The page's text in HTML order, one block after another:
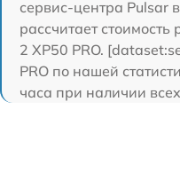
сервис-центра Pulsar
рассчитает
2 XP50 PRO.
PRO по нашей
часа при наличии